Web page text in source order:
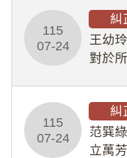
幣
贈；
於停
115
07-24
糾
王幼
對於
人員
所定
115
07-24
糾
范巽
立萬